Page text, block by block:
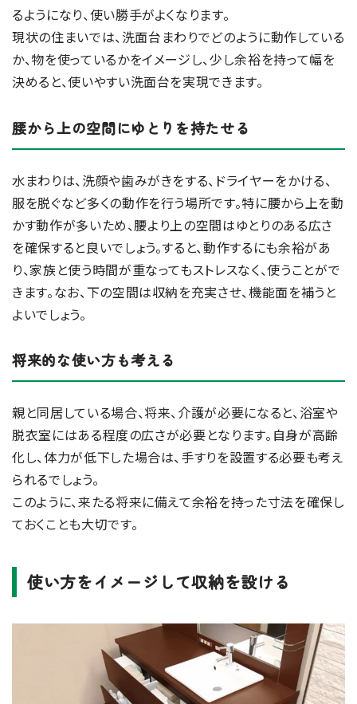
るようになり、使い勝手がよくなります。
現状の住まいでは、洗面台まわりでどのように動作している
か、物を使っているかをイメージし、少し余裕を持って幅を
決めると、使いやすい洗面台を実現できます。
腰から上の空間にゆとりを持たせる
水まわりは、洗顔や歯みがきをする、ドライヤーをかける、
服を脱ぐなど多くの動作を行う場所です。特に腰から上を動
かす動作が多いため、腰より上の空間はゆとりのある広さ
を確保すると良いでしょう。すると、動作するにも余裕があ
り、家族と使う時間が重なってもストレスなく、使うことがで
きます。なお、下の空間は収納を充実させ、機能面を補うと
よいでしょう。
将来的な使い方も考える
親と同居している場合、将来、介護が必要になると、浴室や
脱衣室にはある程度の広さが必要となります。自身が高齢
化し、体力が低下した場合は、手すりを設置する必要も考え
られるでしょう。
このように、来たる将来に備えて余裕を持った寸法を確保し
ておくことも大切です。
使い方をイメージして収納を設ける